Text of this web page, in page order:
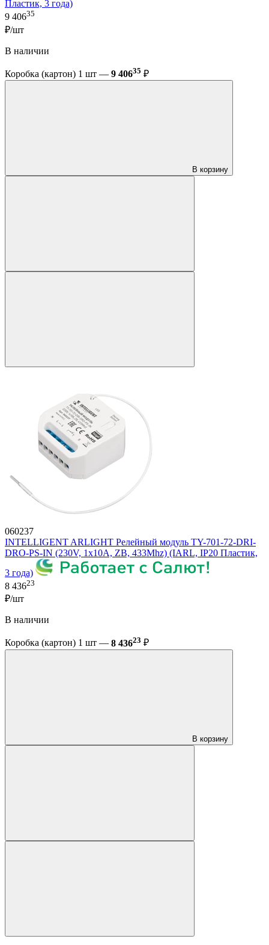
Пластик, 3 года)
9 40635
₽/шт
В наличии
Коробка (картон) 1 шт — 9 40635 ₽
В корзину
060237
INTELLIGENT ARLIGHT Релейный модуль TY-701-72-DRI-
DRO-PS-IN (230V, 1x10A, ZB, 433Mhz) (IARL, IP20 Пластик,
3 года)
8 43623
₽/шт
В наличии
Коробка (картон) 1 шт — 8 43623 ₽
В корзину